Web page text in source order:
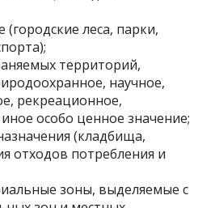
леса, парки,
территорий,
научное,
рекреационное,
особо ценное значение;
(кладбища,
отходов потребления и
зоны, выделяемые с